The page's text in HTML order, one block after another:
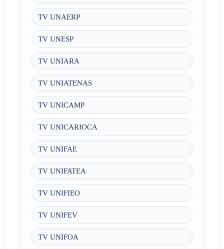
TV UNAERP
TV UNESP
TV UNIARA
TV UNIATENAS
TV UNICAMP
TV UNICARIOCA
TV UNIFAE
TV UNIFATEA
TV UNIFIEO
TV UNIFEV
TV UNIFOA